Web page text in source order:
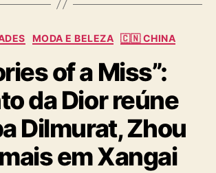
d
e
t
r
e
C
t
e
g
o
r
i
a
MODA E BELEZA 🇨🇳 CHINA
of a Miss”:
da Dior reúne
Dilmurat, Zhou
em Xangai